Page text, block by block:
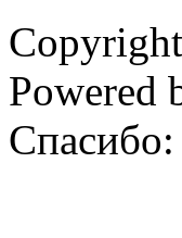
Powered
Спасибо: